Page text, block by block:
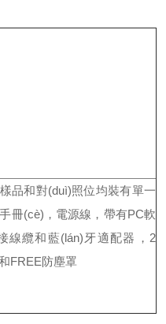
品和對(duì)照位均裝有單一
，電源線，帶有PC軟
和藍(lán)牙適配器，2
FREE防塵罩